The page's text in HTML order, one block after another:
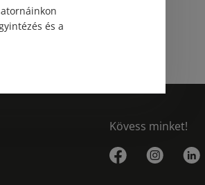
Kövess minket!
és a